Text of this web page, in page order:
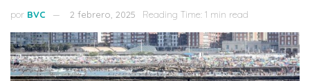
por BVC 2 febrero, 2025 Reading Time: 1 min read